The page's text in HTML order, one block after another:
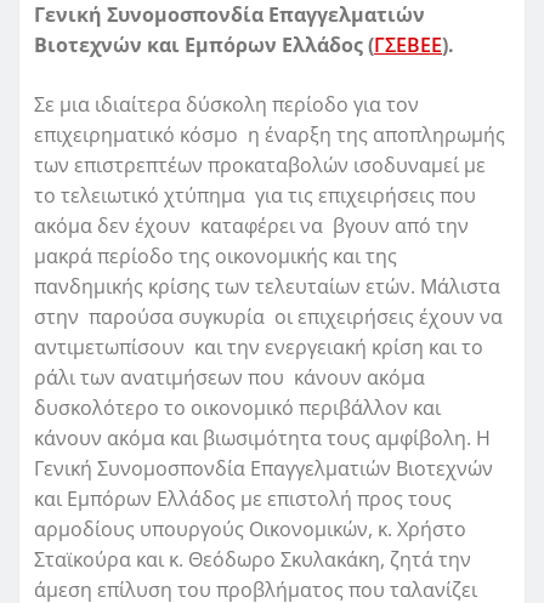
Γενική Συνομοσπονδία Επαγγελματιών
Βιοτεχνών και Εμπόρων Ελλάδος (ΓΣΕΒΕΕ).
Σε μια ιδιαίτερα δύσκολη περίοδο για τον
επιχειρηματικό κόσμο η έναρξη της αποπληρωμής
των επιστρεπτέων προκαταβολών ισοδυναμεί με
το τελειωτικό χτύπημα για τις επιχειρήσεις που
ακόμα δεν έχουν καταφέρει να βγουν από την
μακρά περίοδο της οικονομικής και της
πανδημικής κρίσης των τελευταίων ετών. Μάλιστα
στην παρούσα συγκυρία οι επιχειρήσεις έχουν να
αντιμετωπίσουν και την ενεργειακή κρίση και το
ράλι των ανατιμήσεων που κάνουν ακόμα
δυσκολότερο το οικονομικό περιβάλλον και
κάνουν ακόμα και βιωσιμότητα τους αμφίβολη. Η
Γενική Συνομοσπονδία Επαγγελματιών Βιοτεχνών
και Εμπόρων Ελλάδος με επιστολή προς τους
αρμοδίους υπουργούς Οικονομικών, κ. Χρήστο
Σταϊκούρα και κ. Θεόδωρο Σκυλακάκη, ζητά την
άμεση επίλυση του προβλήματος που ταλανίζει